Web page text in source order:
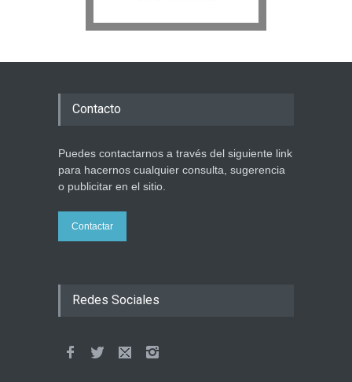
Contacto
Puedes contactarnos a través del siguiente link
para hacernos cualquier consulta, sugerencia
o publicitar en el sitio.
Contactar
Redes Sociales